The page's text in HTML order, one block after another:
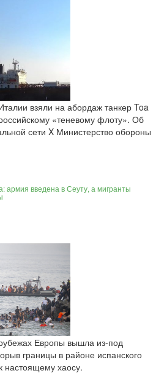
взяли на абордаж танкер Toa
«теневому флоту». Об
сети X Министерство обороны
армия введена в Сеуту, а мигранты
Европы вышла из-под
границы в районе испанского
настоящему хаосу.